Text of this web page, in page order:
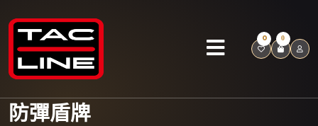
0 0
防彈盾牌